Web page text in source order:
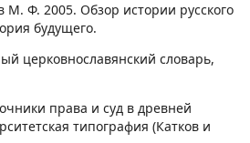
М. Ф. 2005. Обзор истории русского
будущего.
церковнославянский словарь,
права и суд в древней
типография (Катков и